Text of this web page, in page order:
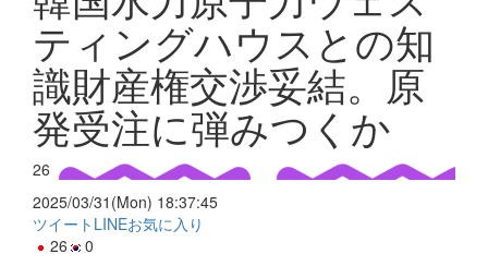
ティングハウスとの知
識財産権交渉妥結。原
発受注に弾みつくか
26
2025/03/31(Mon) 18:37:45
ツイート LINEお気に入り
26
0